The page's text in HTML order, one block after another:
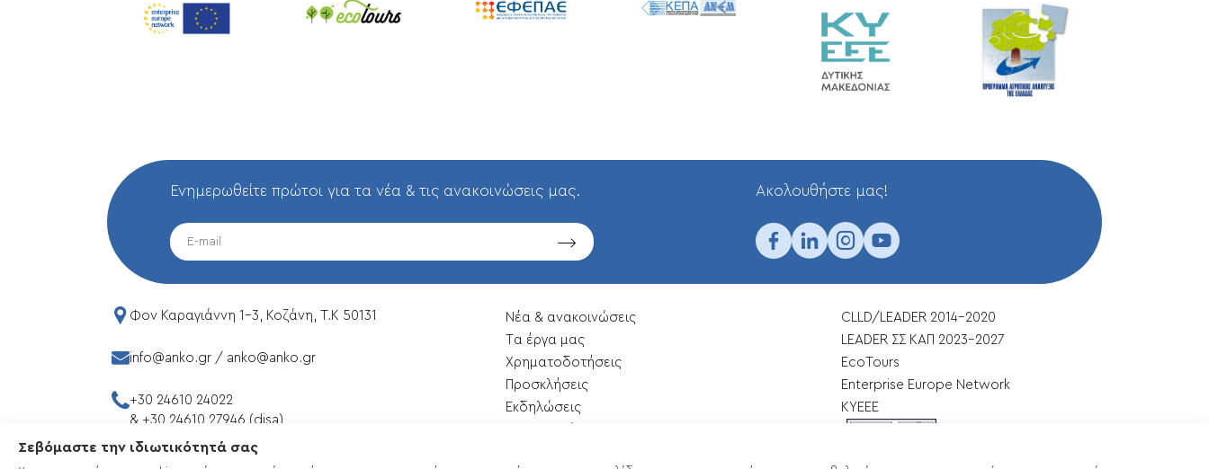
Σεβόμαστε την ιδιωτικότητά σας
Ενημερωθείτε πρώτοι για τα νέα & τις ανακοινώσεις μας.
EMAIL
Aκολουθήστε μας!
Φον Καραγιάννη 1-3, Κοζάνη, T.K 50131
info@anko.gr / anko@anko.gr
+30 24610 24022
& +30 24610 27946 (disa)
Νέα & ανακοινώσεις
Tα έργα μας
Xρηματοδοτήσεις
Προσκλήσεις
Εκδηλώσεις
CLLD/LEADER 2014-2020
LEADER ΣΣ ΚΑΠ 2023-2027
EcoTours
Enterprise Europe Network
ΚΥΕΕΕ